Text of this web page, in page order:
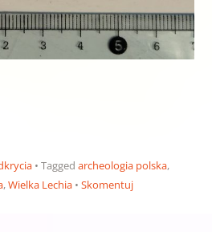
Tagged archeologia polska,
,Wielka Lechia Skomentuj